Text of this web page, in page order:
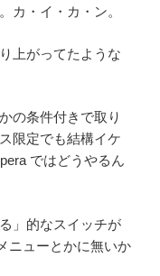
カ・イ・カ・ン。
上がってたような
の条件付きで取り
限定でも結構イケ
ではどうやるん
」的なスイッチが
ニューとかに無いか